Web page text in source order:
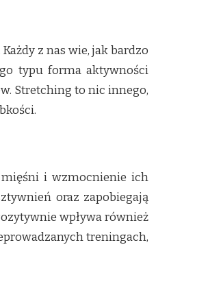
z nas wie, jak bardzo
typu forma aktywności
Stretching to nic innego,
mięśni i wzmocnienie ich
oraz zapobiegają
wpływa również
treningach,